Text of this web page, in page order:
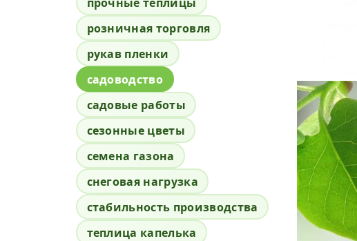
розничная торговля
рукав пленки
садоводство
садовые работы
сезонные цветы
семена газона
снеговая нагрузка
стабильность производства
теплица капелька